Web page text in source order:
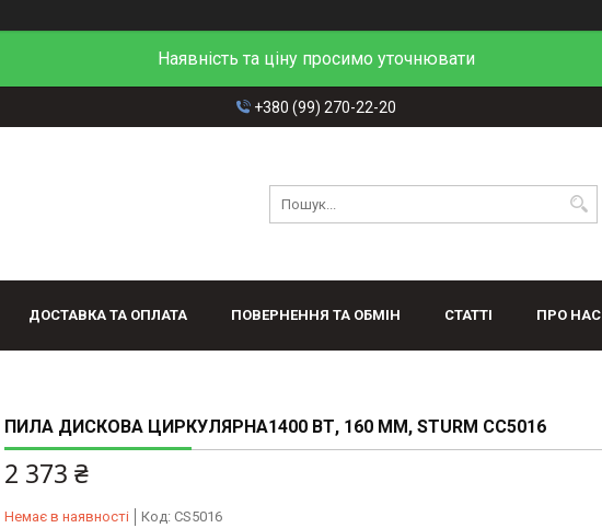
Наявність та ціну просимо уточнювати
+380 (99) 270-22-20
ДОСТАВКА ТА ОПЛАТА ПОВЕРНЕННЯ ТА ОБМІН СТАТТІ ПРО НАС
ПИЛА ДИСКОВА ЦИРКУЛЯРНА1400 ВТ, 160 ММ, STURM CC5016
2 373 ₴
Немає в наявності Код: CS5016